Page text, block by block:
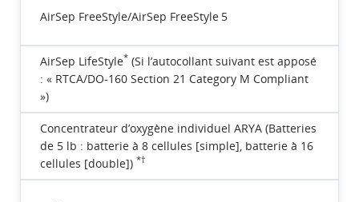
d’en-
lignes
énumérant
noms
modèles
concentrateurs
d’oxygène
individuels
AirSep FreeStyle/AirSep FreeStyle 5
AirSep LifeStyle* (Si l’autocollant suivant est apposé
: « RTCA/DO-160 Section 21 Category M Compliant
»)
Concentrateur d’oxygène individuel ARYA (Batteries
de 5 lb : batterie à 8 cellules [simple], batterie à 16
cellules [double]) *†